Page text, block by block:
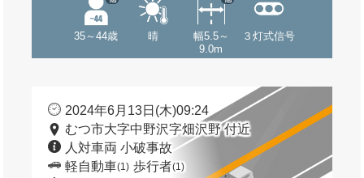
35～44歳 晴
幅5.5～
9.0m
３灯式信号
2024年6月13日(木)09:24
むつ市大字中野沢字畑沢野 付近
人対車両 小破事故
軽自動車(1) 歩行者(1)